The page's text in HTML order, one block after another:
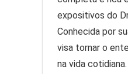
expositivos do
Conhecida por
visa tornar o
na vida